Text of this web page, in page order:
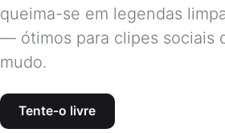
queima-se em legendas
— ótimos para clipes sociais
mudo.
Tente-o livre